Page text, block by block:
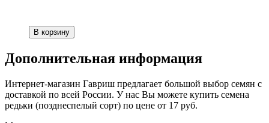
Дополнительная информация
Интернет-магазин Гавриш предлагает большой выбор семян с
доставкой по всей России. У нас Вы можете купить семена
редьки (позднеспелый сорт) по цене от 17 руб.